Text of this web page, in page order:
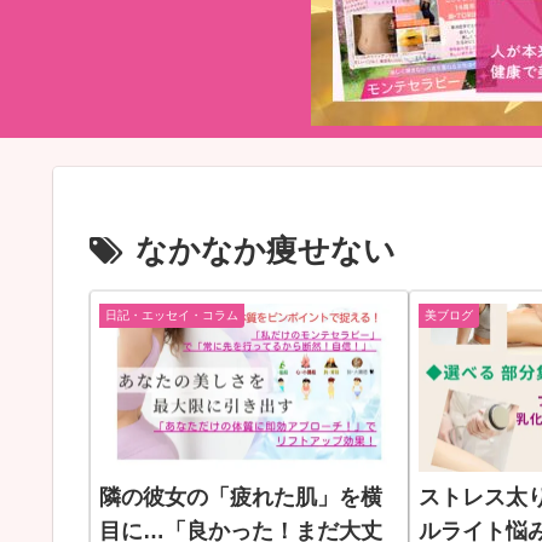
なかなか痩せない
日記・エッセイ・コラム
隣の彼女の「疲れた肌」を横
目に…「良かった！まだ大丈
美ブログ
ストレス太
ルライト悩